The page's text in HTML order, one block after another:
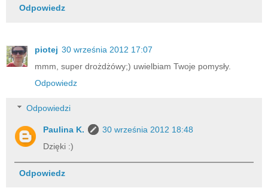
Odpowiedz
piotej 30 września 2012 17:07
mmm, super drożdżówy;) uwielbiam Twoje pomysły.
Odpowiedz
Odpowiedzi
Paulina K.
30 września 2012 18:48
Dzięki :)
Odpowiedz